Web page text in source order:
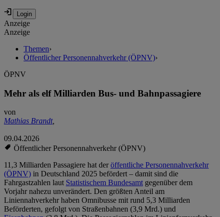
Anzeige
Anzeige
Themen›
Öffentlicher Personennahverkehr (ÖPNV)›
ÖPNV
Mehr als elf Milliarden Bus- und Bahnpassagiere
von
Mathias Brandt,
09.04.2026
Öffentlicher Personennahverkehr (ÖPNV)
11,3 Milliarden Passagiere hat deröffentliche Personennahverkehr
(ÖPNV) in Deutschland 2025 befördert – damit sind die
Fahrgastzahlen laut Statistischem Bundesamtgegenüber dem
Vorjahr nahezu unverändert. Den größten Anteil am
Liniennahverkehr haben Omnibusse mit rund 5,3 Milliarden
Beförderten, gefolgt von Straßenbahnen (3,9 Mrd.) und